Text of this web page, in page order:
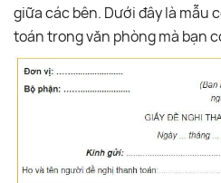
giữa các bên. Dưới đây là mẫu
toán trong văn phòng mà bạn